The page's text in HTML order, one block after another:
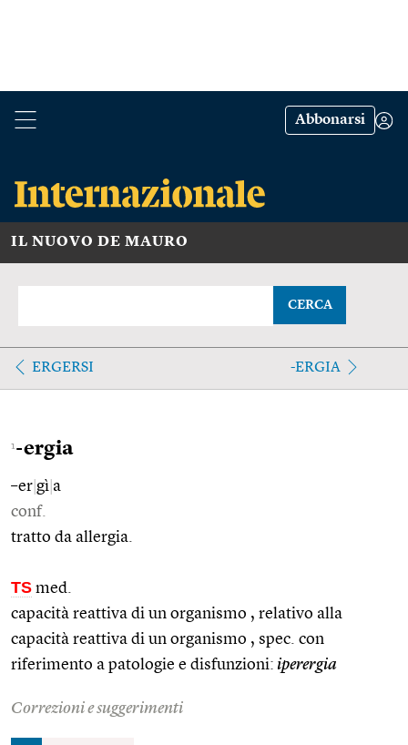
Abbonarsi
IL NUOVO DE MAURO
CERCA
ERGERSI -ERGIA
1-ergia
–er gì a
conf.
tratto da allergia.
TS med.
capacità reattiva di un organismo , relativo alla
capacità reattiva di un organismo , spec. con
riferimento a patologie e disfunzioni: iperergia
Correzioni e suggerimenti